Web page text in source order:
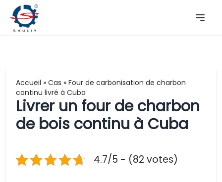
Accueil » Cas » Four de carbonisation de charbon
continu livré à Cuba
Livrer un four de charbon
de bois continu à Cuba
4.7/5 - (82 votes)